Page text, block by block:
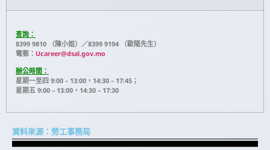
查詢：
8399 9810 （陳小姐）／8399 9194 （歐陽先生）
電郵： Ucareer@dsal.gov.mo
辦公時間：
星期一至四 9:00 – 13:00，14:30 – 17:45；
星期五 9:00 – 13:00，14:30 – 17:30
資料來源：勞工事務局